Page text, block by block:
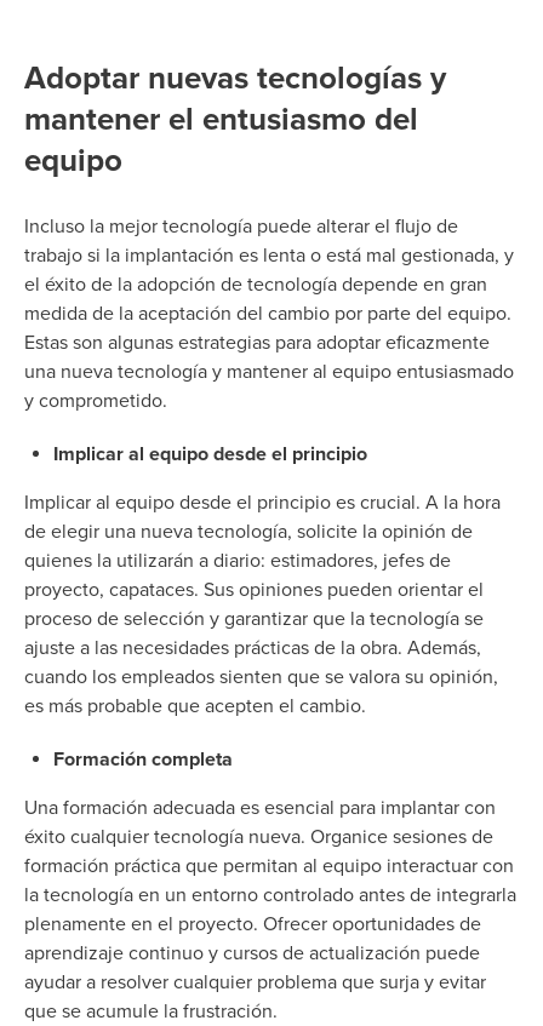
Adoptar nuevas tecnologías y
mantener el entusiasmo del
equipo
Incluso la mejor tecnología puede alterar el flujo de
trabajo si la implantación es lenta o está mal gestionada, y
el éxito de la adopción de tecnología depende en gran
medida de la aceptación del cambio por parte del equipo.
Estas son algunas estrategias para adoptar eficazmente
una nueva tecnología y mantener al equipo entusiasmado
y comprometido.
Implicar al equipo desde el principio
Implicar al equipo desde el principio es crucial. A la hora
de elegir una nueva tecnología, solicite la opinión de
quienes la utilizarán a diario: estimadores, jefes de
proyecto, capataces. Sus opiniones pueden orientar el
proceso de selección y garantizar que la tecnología se
ajuste a las necesidades prácticas de la obra. Además,
cuando los empleados sienten que se valora su opinión,
es más probable que acepten el cambio.
Formación completa
Una formación adecuada es esencial para implantar con
éxito cualquier tecnología nueva. Organice sesiones de
formación práctica que permitan al equipo interactuar con
la tecnología en un entorno controlado antes de integrarla
plenamente en el proyecto. Ofrecer oportunidades de
aprendizaje continuo y cursos de actualización puede
ayudar a resolver cualquier problema que surja y evitar
que se acumule la frustración.